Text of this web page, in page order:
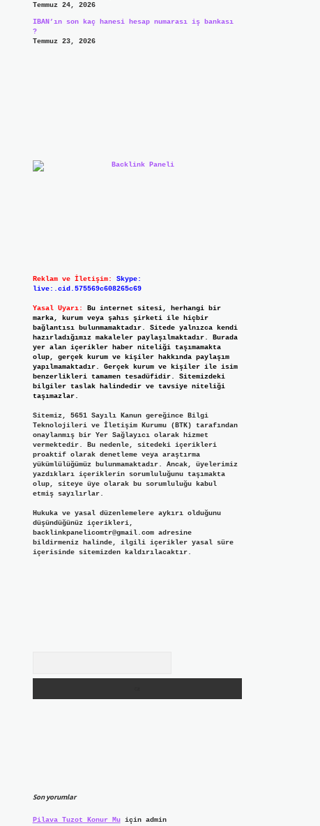
Temmuz 24, 2026
IBAN’ın son kaç hanesi hesap numarası iş bankası
?
Temmuz 23, 2026
Reklam ve İletişim:
Skype:
live:.cid.575569c608265c69
Yasal Uyarı:
Bu internet sitesi, herhangi bir
marka, kurum veya şahıs şirketi ile hiçbir
bağlantısı bulunmamaktadır. Sitede yalnızca kendi
hazırladığımız makaleler paylaşılmaktadır. Burada
yer alan içerikler haber niteliği taşımamakta
olup, gerçek kurum ve kişiler hakkında paylaşım
yapılmamaktadır. Gerçek kurum ve kişiler ile isim
benzerlikleri tamamen tesadüfidir. Sitemizdeki
bilgiler taslak halindedir ve tavsiye niteliği
taşımazlar.
Sitemiz, 5651 Sayılı Kanun gereğince Bilgi
Teknolojileri ve İletişim Kurumu (BTK) tarafından
onaylanmış bir Yer Sağlayıcı olarak hizmet
vermektedir. Bu nedenle, sitedeki içerikleri
proaktif olarak denetleme veya araştırma
yükümlülüğümüz bulunmamaktadır. Ancak, üyelerimiz
yazdıkları içeriklerin sorumluluğunu taşımakta
olup, siteye üye olarak bu sorumluluğu kabul
etmiş sayılırlar.
Hukuka ve yasal düzenlemelere aykırı olduğunu
düşündüğünüz içerikleri,
backlinkpanelicomtr@gmail.comadresine
bildirmeniz halinde, ilgili içerikler yasal süre
içerisinde sitemizden kaldırılacaktır.
Son yorumlar
Pilava Tuzot Konur Muiçin admin